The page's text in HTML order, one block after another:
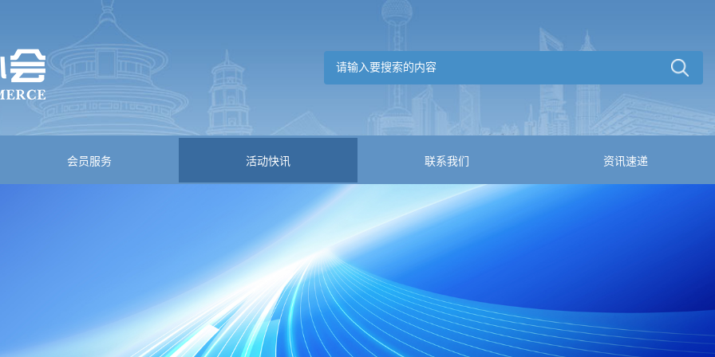
会员服务 活动快讯 联系我们 资讯速递